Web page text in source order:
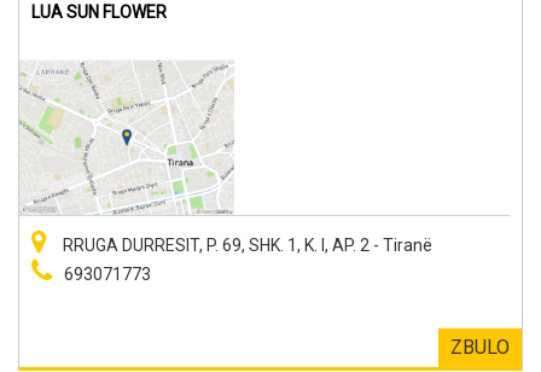
LUA SUN FLOWER
RRUGA DURRESIT, P. 69, SHK. 1, K. I, AP. 2 - Tiranë
693071773
ZBULO